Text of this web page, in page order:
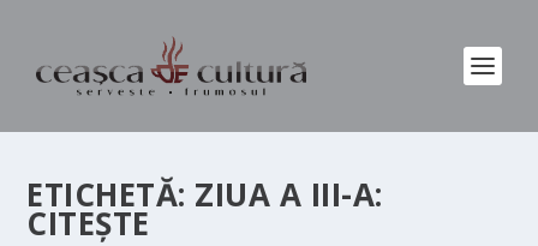
ETICHETĂ: ZIUA A III-A:
CITEŞTE